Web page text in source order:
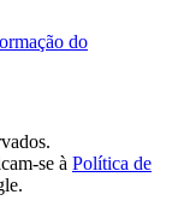
do
se à Política de